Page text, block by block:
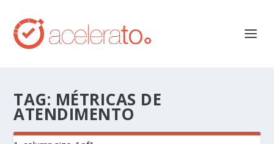
TAG: MÉTRICAS DE
ATENDIMENTO